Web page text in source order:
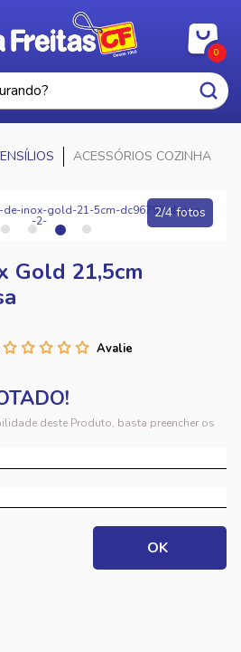
0
ACESSÓRIOS COZINHA
2/4 fotos
Gold 21,5cm
deste Produto, basta preencher os